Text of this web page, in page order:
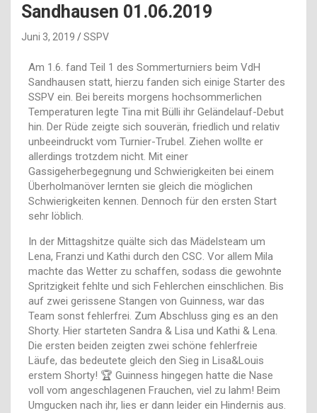
Sandhausen 01.06.2019
Juni 3, 2019 SSPV
Am 1.6. fand Teil 1 des Sommerturniers beim VdH
Sandhausen statt, hierzu fanden sich einige Starter des
SSPV ein. Bei bereits morgens hochsommerlichen
Temperaturen legte Tina mit Bülli ihr Geländelauf-Debut
hin. Der Rüde zeigte sich souverän, friedlich und relativ
unbeeindruckt vom Turnier-Trubel. Ziehen wollte er
allerdings trotzdem nicht. Mit einer
Gassigeherbegegnung und Schwierigkeiten bei einem
Überholmanöver lernten sie gleich die möglichen
Schwierigkeiten kennen. Dennoch für den ersten Start
sehr löblich.
In der Mittagshitze quälte sich das Mädelsteam um
Lena, Franzi und Kathi durch den CSC. Vor allem Mila
machte das Wetter zu schaffen, sodass die gewohnte
Spritzigkeit fehlte und sich Fehlerchen einschlichen. Bis
auf zwei gerissene Stangen von Guinness, war das
Team sonst fehlerfrei. Zum Abschluss ging es an den
Shorty. Hier starteten Sandra & Lisa und Kathi & Lena.
Die ersten beiden zeigten zwei schöne fehlerfreie
Läufe, das bedeutete gleich den Sieg in Lisa&Louis
erstem Shorty! 🏆 Guinness hingegen hatte die Nase
voll vom angeschlagenen Frauchen, viel zu lahm! Beim
Umgucken nach ihr, lies er dann leider ein Hindernis aus.